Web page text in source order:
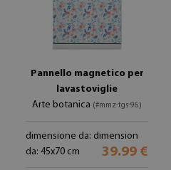
Pannello magnetico per
lavastoviglie
Arte botanica (#mmz-tgs-96)
dimensione da: dimension
da: 45x70 cm
39.99 €